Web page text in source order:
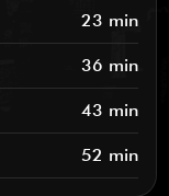
23 min
36 min
43 min
52 min